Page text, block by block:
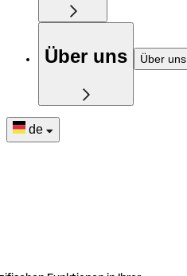
Über uns Über uns
de